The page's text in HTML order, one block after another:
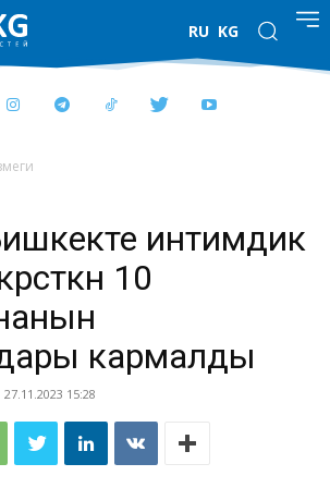
RU KG
интимдик
10
кармалды
27.11.2023 15:28